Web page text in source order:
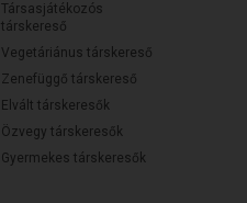
Társasjátékozós
társkereső
Vegetáriánus társkereső
Zenefüggő társkereső
Elvált társkeresők
Özvegy társkeresők
Gyermekes társkeresők